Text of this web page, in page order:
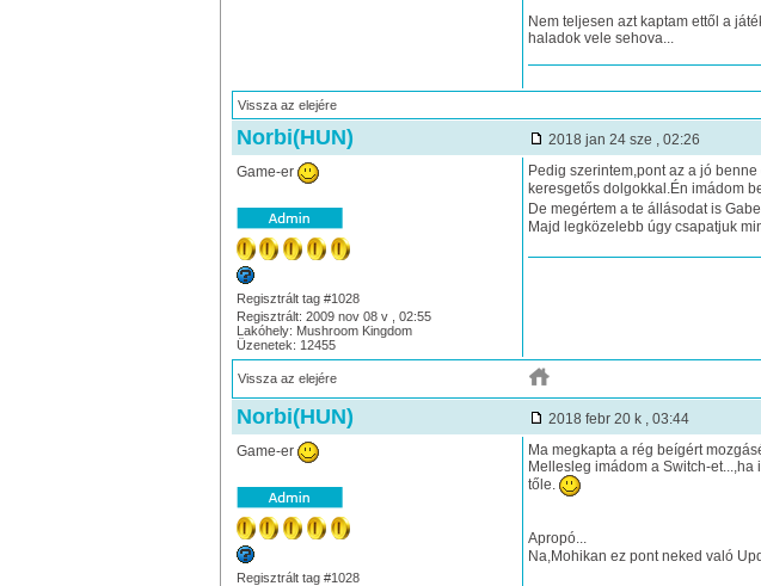
Nem teljesen azt kaptam ettől a
haladok vele sehova...
Vissza az elejére
Norbi(HUN)
2018 jan 24 sze , 02:26
Game-er
Regisztrált tag #1028
Regisztrált: 2009 nov 08 v , 02:55
Lakóhely: Mushroom Kingdom
Üzenetek: 12455
Pedig szerintem,pont az a jó
keresgetős dolgokkal.Én imádom
De megértem a te állásodat is
Majd legközelebb úgy csapatjuk
Vissza az elejére
Norbi(HUN)
2018 febr 20 k , 03:44
Game-er
Regisztrált tag #1028
Ma megkapta a rég beígért
Mellesleg imádom a Switch-
tőle.
Apropó...
Na,Mohikan ez pont neked való